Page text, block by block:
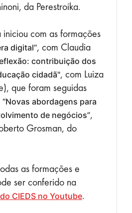
da Perestroika.
iniciou com as formações
digital”, com Claudia
contribuição dos
cidadã", com Luiza
que foram seguidas
“Novas abordagens para
de negócios”,
Grosman, do
as formações e
ser conferido na
CIEDS no Youtube.